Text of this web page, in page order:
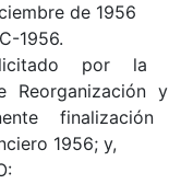
de 1956
1956.
por la
Reorganización
finalización
1956; y,